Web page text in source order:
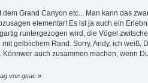
Grand Canyon etc... Man kann das
elementar! Es ist ja auch ein
runtergezogen wird, die Vögel
gelblichem Rand. Sorry, Andy, ich
auch zusammen machen, wenn
von gsac»